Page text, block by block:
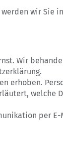
wir Sie
Wir
erhoben.
welche
per